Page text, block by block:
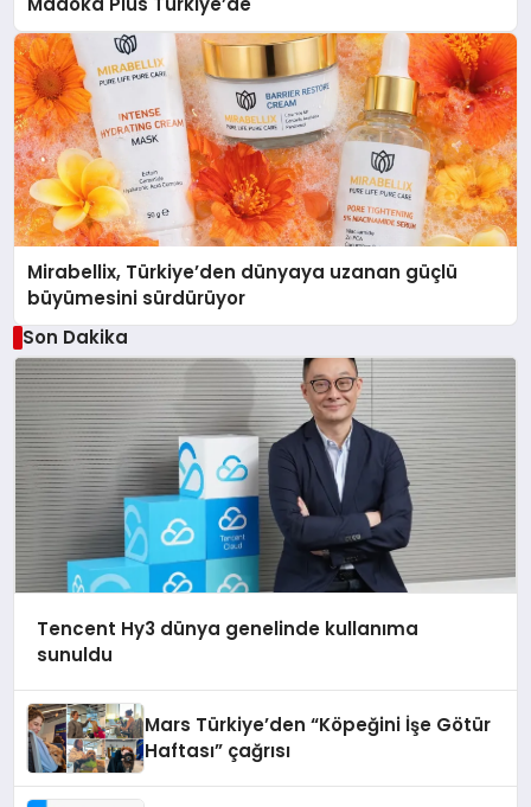
Mirabellix, Türkiye’den dünyaya uzanan güçlü
büyümesini sürdürüyor
Son Dakika
Tencent Hy3 dünya genelinde kullanıma
sunuldu
Mars Türkiye’den “Köpeğini İşe Götür
Haftası” çağrısı